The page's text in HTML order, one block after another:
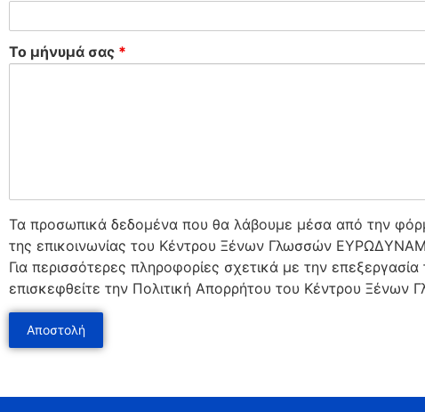
Το μήνυμά σας *
Τα προσωπικά δεδομένα που θα λάβουμε μέσα από την
της επικοινωνίας του Κέντρου Ξένων Γλωσσών
Για περισσότερες πληροφορίες σχετικά με την
επισκεφθείτε την Πολιτική Απορρήτου του Κέντρου